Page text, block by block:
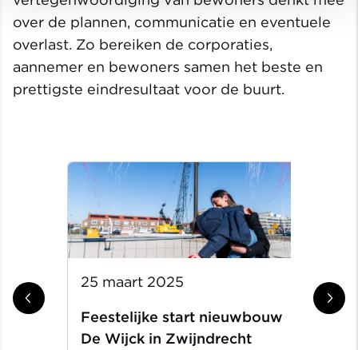
over de plannen, communicatie en eventuele
overlast. Zo bereiken de corporaties,
aannemer en bewoners samen het beste en
prettigste eindresultaat voor de buurt.
25 maart 2025
Feestelijke start nieuwbouw
De Wijck in Zwijndrecht
31